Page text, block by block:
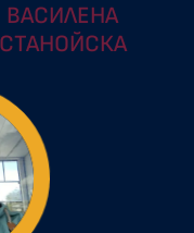
ВАСИЛЕНА
СТАНОЙСКА